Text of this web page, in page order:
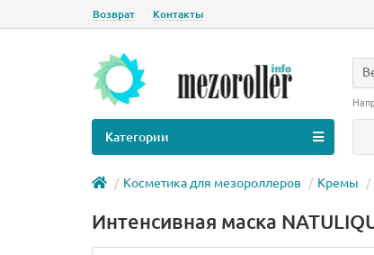
Возврат Контакты
Категории
Косметика для мезороллеров Кремы
Интенсивная маска